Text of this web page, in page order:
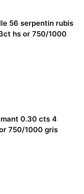
56 serpentin rubis
hs or 750/1000
0.30 cts 4
750/1000 gris